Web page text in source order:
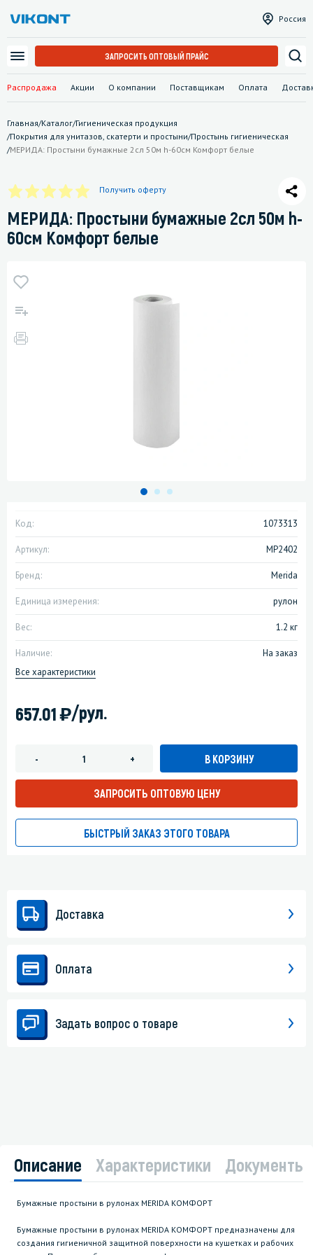
Распродажа Акции О компании Поставщикам Оплата
Россия
ЗАПРОСИТЬ ОПТОВЫЙ ПРАЙС
Главная/Каталог/Гигиеническая продукция
/Покрытия для унитазов, скатерти и простыни/Простынь гигиеническая
/МЕРИДА: Простыни бумажные 2сл 50м h-60см Комфорт белые
Получить оферту
МЕРИДА: Простыни бумажные 2сл 50м h-
60см Комфорт белые
Код: 1073313
Артикул: MP2402
Бренд: Merida
Единица измерения: рулон
Вес: 1.2 кг
Наличие:
На заказ
Все характеристики
657.01)/рул.
- + В КОРЗИНУ
ЗАПРОСИТЬ ОПТОВУЮ ЦЕНУ
БЫСТРЫЙ ЗАКАЗ ЭТОГО ТОВАРА
Доставка
Оплата
Задать вопрос о товаре
Описание Характеристики Документы
Бумажные простыни в рулонах MERIDA КОМФОРТ
Бумажные простыни в рулонах MERIDA КОМФОРТ предназначены для
создания гигиеничной защитной поверхности на кушетках и рабочих